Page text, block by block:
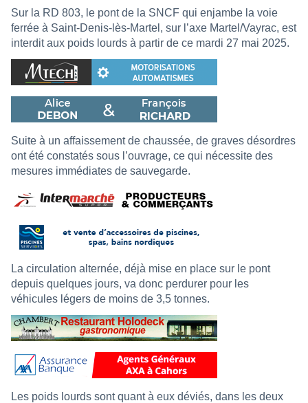
Sur la RD 803, le pont de la SNCF qui enjambe la voie
ferrée à Saint-Denis-lès-Martel, sur l’axe Martel/Vayrac, est
interdit aux poids lourds à partir de ce mardi 27 mai 2025.
Suite à un affaissement de chaussée, de graves désordres
ont été constatés sous l’ouvrage, ce qui nécessite des
mesures immédiates de sauvegarde.
La circulation alternée, déjà mise en place sur le pont
depuis quelques jours, va donc perdurer pour les
véhicules légers de moins de 3,5 tonnes.
Les poids lourds sont quant à eux déviés, dans les deux